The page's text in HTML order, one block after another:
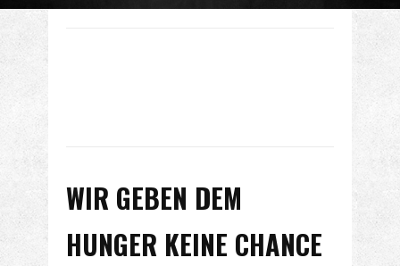
WIR GEBEN DEM
HUNGER KEINE CHANCE